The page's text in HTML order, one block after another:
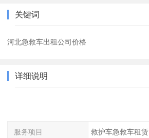
关键词
河北急救车出租公司价格
详细说明
服务项目 救护车急救车租赁